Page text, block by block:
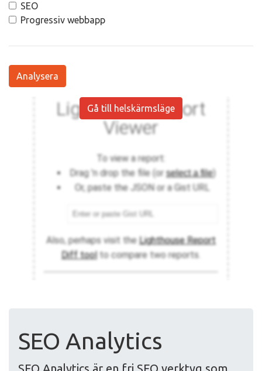
SEO
Progressiv webbapp
Analysera
Gå till helskärmsläge
SEO Analytics
SEO Analytics är en fri SEO verktyg som